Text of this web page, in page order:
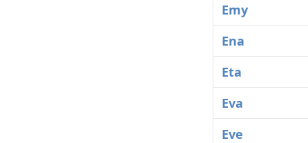
Emy
Ena
Eta
Eva
Eve